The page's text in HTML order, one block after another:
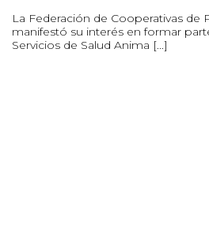
La Federación de Cooperativas de
manifestó su interés en formar
Servicios de Salud Anima [...]